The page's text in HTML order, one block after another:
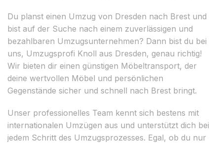
Du planst einen Umzug von Dresden nach Brest und
bist auf der Suche nach einem zuverlässigen und
bezahlbaren Umzugsunternehmen? Dann bist du bei
uns, Umzugsprofi Knoll aus Dresden, genau richtig!
Wir bieten dir einen günstigen Möbeltransport, der
deine wertvollen Möbel und persönlichen
Gegenstände sicher und schnell nach Brest bringt.
Unser professionelles Team kennt sich bestens mit
internationalen Umzügen aus und unterstützt dich bei
jedem Schritt des Umzugsprozesses. Egal, ob du nur